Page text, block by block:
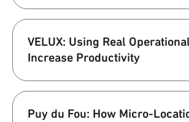
VELUX: Using Real
Increase Productivity
Puy du Fou: How Micro-